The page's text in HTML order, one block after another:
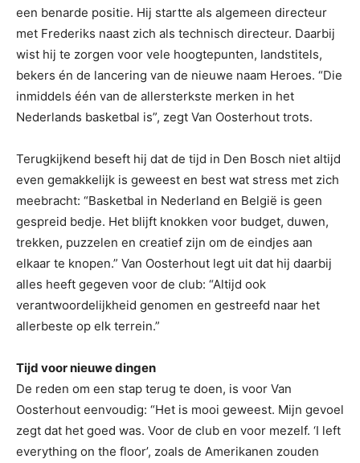
een benarde positie. Hij startte als algemeen directeur
met Frederiks naast zich als technisch directeur. Daarbij
wist hij te zorgen voor vele hoogtepunten, landstitels,
bekers én de lancering van de nieuwe naam Heroes. “Die
inmiddels één van de allersterkste merken in het
Nederlands basketbal is”, zegt Van Oosterhout trots.
Terugkijkend beseft hij dat de tijd in Den Bosch niet altijd
even gemakkelijk is geweest en best wat stress met zich
meebracht: “Basketbal in Nederland en België is geen
gespreid bedje. Het blijft knokken voor budget, duwen,
trekken, puzzelen en creatief zijn om de eindjes aan
elkaar te knopen.” Van Oosterhout legt uit dat hij daarbij
alles heeft gegeven voor de club: “Altijd ook
verantwoordelijkheid genomen en gestreefd naar het
allerbeste op elk terrein.”
Tijd voor nieuwe dingen
De reden om een stap terug te doen, is voor Van
Oosterhout eenvoudig: “Het is mooi geweest. Mijn gevoel
zegt dat het goed was. Voor de club en voor mezelf. ‘I left
everything on the floor’, zoals de Amerikanen zouden